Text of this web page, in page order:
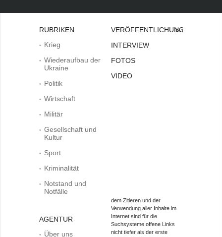
RUBRIKEN
Krieg
Wiederaufbau der
Ukraine
Politik
Wirtschaft
Militär
Gesellschaft und
Kultur
Sport
Kriminalität
Notstand und
Notfälle
AGENTUR
Über uns
VERÖFFENTLICHUNGEN
INTERVIEW
FOTOS
VIDEO
Bei
dem Zitieren und der
Verwendung aller Inhalte im
Internet sind für die
Suchsysteme offene Links
nicht tiefer als der erste